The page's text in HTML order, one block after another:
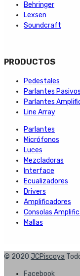
Behringer
Lexsen
Soundcraft
PRODUCTOS
Pedestales
Parlantes Pasivos
Parlantes
Line Array
Parlantes
Micrófonos
Luces
Mezcladoras
Interface
Ecualizadores
Drivers
Amplificadores
Consolas
Mallas
© 2020 JCPiscoya
Facebook